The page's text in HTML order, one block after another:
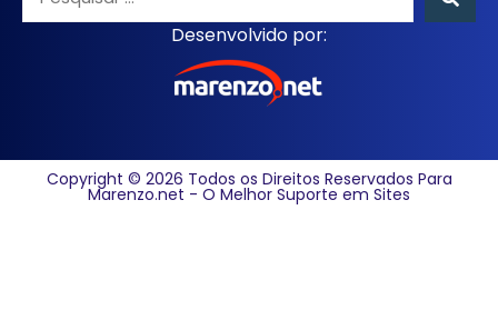
Desenvolvido por:
Copyright © 2026 Todos os Direitos Reservados Para
Marenzo.net - O Melhor Suporte em Sites